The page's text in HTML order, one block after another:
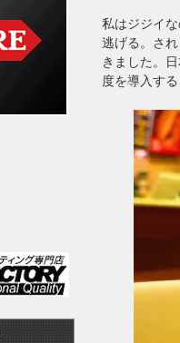
私はジジイ
逃げる。さ
きました。
度を導入する